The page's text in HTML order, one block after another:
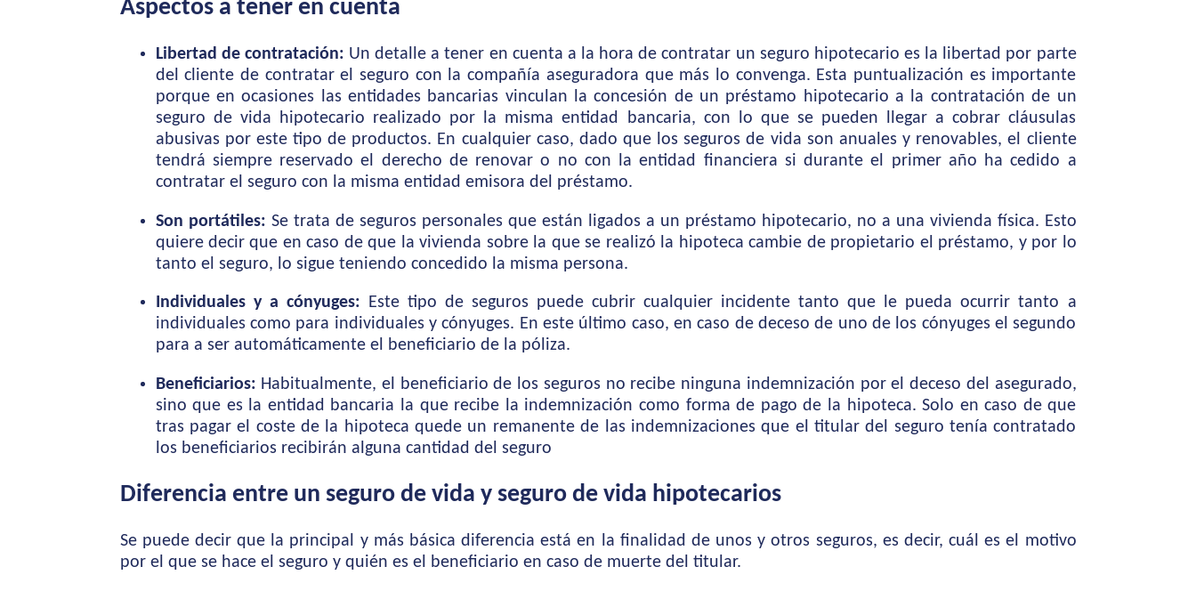
Aspectos a tener en cuenta
Libertad de contratación: Un detalle a tener en cuenta a la hora de contratar un seguro hipotecario es la libertad por parte
del cliente de contratar el seguro con la compañía aseguradora que más lo convenga. Esta puntualización es importante
porque en ocasiones las entidades bancarias vinculan la concesión de un préstamo hipotecario a la contratación de un
seguro de vida hipotecario realizado por la misma entidad bancaria, con lo que se pueden llegar a cobrar cláusulas
abusivas por este tipo de productos. En cualquier caso, dado que los seguros de vida son anuales y renovables, el cliente
tendrá siempre reservado el derecho de renovar o no con la entidad financiera si durante el primer año ha cedido a
contratar el seguro con la misma entidad emisora del préstamo.
Son portátiles: Se trata de seguros personales que están ligados a un préstamo hipotecario, no a una vivienda física. Esto
quiere decir que en caso de que la vivienda sobre la que se realizó la hipoteca cambie de propietario el préstamo, y por lo
tanto el seguro, lo sigue teniendo concedido la misma persona.
Individuales y a cónyuges: Este tipo de seguros puede cubrir cualquier incidente tanto que le pueda ocurrir tanto a
individuales como para individuales y cónyuges. En este último caso, en caso de deceso de uno de los cónyuges el segundo
para a ser automáticamente el beneficiario de la póliza.
Beneficiarios: Habitualmente, el beneficiario de los seguros no recibe ninguna indemnización por el deceso del asegurado,
sino que es la entidad bancaria la que recibe la indemnización como forma de pago de la hipoteca. Solo en caso de que
tras pagar el coste de la hipoteca quede un remanente de las indemnizaciones que el titular del seguro tenía contratado
los beneficiarios recibirán alguna cantidad del seguro
Diferencia entre un seguro de vida y seguro de vida hipotecarios
Se puede decir que la principal y más básica diferencia está en la finalidad de unos y otros seguros, es decir, cuál es el motivo
por el que se hace el seguro y quién es el beneficiario en caso de muerte del titular.